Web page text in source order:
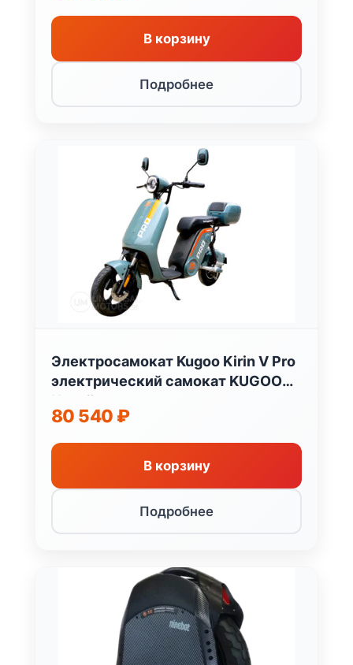
В корзину
Подробнее
Электросамокат Kugoo Kirin V Pro
электрический самокат KUGOO
Китай
80 540 ₽
В корзину
Подробнее